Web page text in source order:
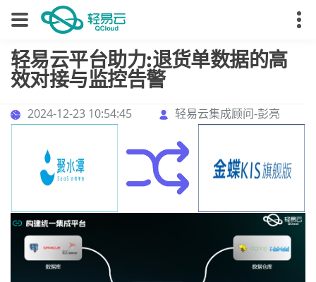
轻易云平台助力:退货单数据的高
效对接与监控告警
2024-12-23 10:54:45 轻易云集成顾问-彭亮